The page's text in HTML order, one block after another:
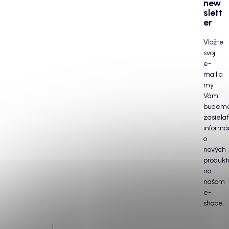
new
slett
er
Vložte
svoj
e-
mail a
my
Vám
zasielať
o
nových
na
našom
e-
shope.